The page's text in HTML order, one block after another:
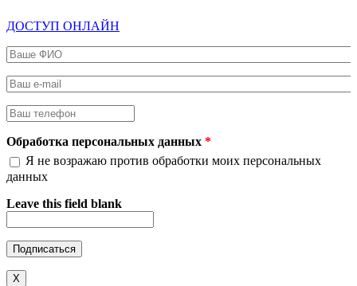
ДОСТУП ОНЛАЙН
Ваше ФИО
Ваш e-mail
Ваш телефон
Обработка персональных данных *
Я не возражаю против обработки моих персональных
данных
Leave this field blank
X